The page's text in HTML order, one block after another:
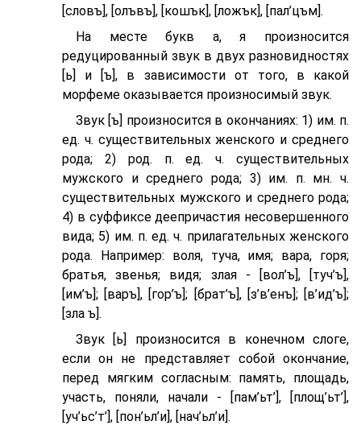
[словъ], [олъвъ], [кошък], [ложък], [пал’цъм].
На месте букв а, я произносится
редуцированный звук в двух разновидностях
[ь] и [ъ], в зависимости от того, в какой
морфеме оказывается произносимый звук.
Звук [ъ] произносится в окончаниях: 1) им. п.
ед. ч. существительных женского и среднего
рода; 2) род. п. ед. ч. существительных
мужского и среднего рода; 3) им. п. мн. ч.
существительных мужского и среднего рода;
4) в суффиксе деепричастия несовершенного
вида; 5) им. п. ед. ч. прилагательных женского
рода. Например: воля, туча, имя; вара, горя;
братья, звенья; видя; злая - [вол’ъ], [туч’ъ],
[им’ъ]; [варъ], [гор’ъ]; [брат’ъ], [з’в’eнъ]; [в’ид’ъ];
[зла ъ].
Звук [ь] произносится в конечном слоге,
если он не представляет собой окончание,
перед мягким согласным: память, площадь,
участь, поняли, начали - [пам’ьт’], [площ’ьт’],
[уч’ьс’т’], [пон’ьл’и], [нач’ьл’и].